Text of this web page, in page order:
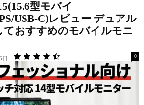
型モバイ
USB-C)レビュー デュアル
ておすすめのモバイルモニ
日 0